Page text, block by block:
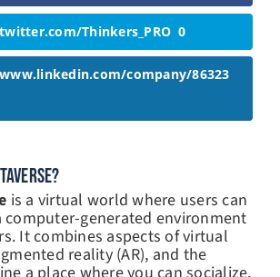
Thinkers_PRO 0
company/86323
is a virtual world where users can
generated environment
It combines aspects of virtual
reality (AR), and the